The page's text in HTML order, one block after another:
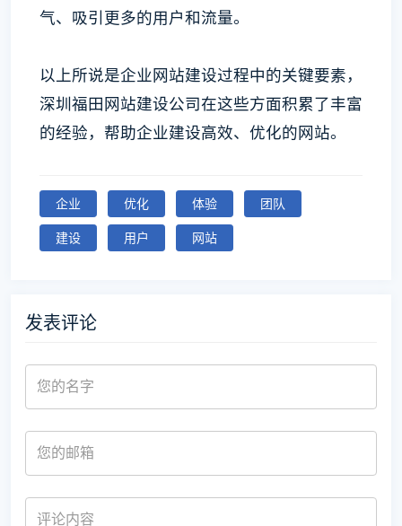
气、吸引更多的用户和流量。
以上所说是企业网站建设过程中的关键要素，
深圳福田网站建设公司在这些方面积累了丰富
的经验，帮助企业建设高效、优化的网站。
企业 优化 体验
团队
建设
用户 网站
发表评论